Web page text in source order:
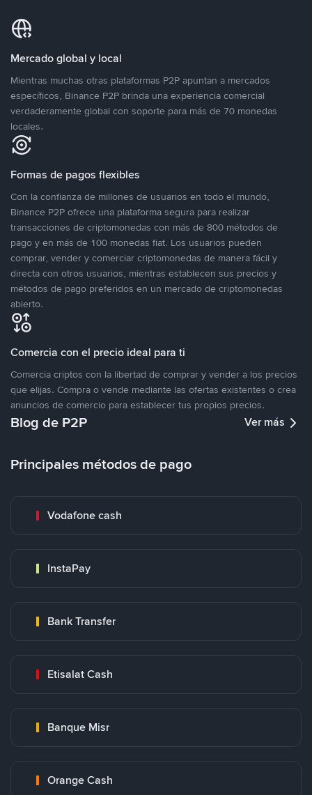
Mercado global y local
Mientras muchas otras plataformas P2P apuntan a mercados
específicos, Binance P2P brinda una experiencia comercial
verdaderamente global con soporte para más de 70 monedas
locales.
Formas de pagos flexibles
Con la confianza de millones de usuarios en todo el mundo,
Binance P2P ofrece una plataforma segura para realizar
transacciones de criptomonedas con más de 800 métodos de
pago y en más de 100 monedas fiat. Los usuarios pueden
comprar, vender y comerciar criptomonedas de manera fácil y
directa con otros usuarios, mientras establecen sus precios y
métodos de pago preferidos en un mercado de criptomonedas
abierto.
Comercia con el precio ideal para ti
Comercia criptos con la libertad de comprar y vender a los precios
que elijas. Compra o vende mediante las ofertas existentes o crea
anuncios de comercio para establecer tus propios precios.
Blog de P2P Ver más
Principales métodos de pago
Vodafone cash
InstaPay
Bank Transfer
Etisalat Cash
Banque Misr
Orange Cash